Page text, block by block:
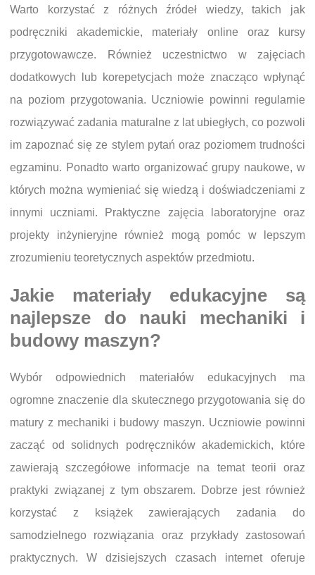
Warto korzystać z różnych źródeł wiedzy, takich jak
podręczniki akademickie, materiały online oraz kursy
przygotowawcze. Również uczestnictwo w zajęciach
dodatkowych lub korepetycjach może znacząco wpłynąć
na poziom przygotowania. Uczniowie powinni regularnie
rozwiązywać zadania maturalne z lat ubiegłych, co pozwoli
im zapoznać się ze stylem pytań oraz poziomem trudności
egzaminu. Ponadto warto organizować grupy naukowe, w
których można wymieniać się wiedzą i doświadczeniami z
innymi uczniami. Praktyczne zajęcia laboratoryjne oraz
projekty inżynieryjne również mogą pomóc w lepszym
zrozumieniu teoretycznych aspektów przedmiotu.
Jakie materiały edukacyjne są
najlepsze do nauki mechaniki i
budowy maszyn?
Wybór odpowiednich materiałów edukacyjnych ma
ogromne znaczenie dla skutecznego przygotowania się do
matury z mechaniki i budowy maszyn. Uczniowie powinni
zacząć od solidnych podręczników akademickich, które
zawierają szczegółowe informacje na temat teorii oraz
praktyki związanej z tym obszarem. Dobrze jest również
korzystać z książek zawierających zadania do
samodzielnego rozwiązania oraz przykłady zastosowań
praktycznych. W dzisiejszych czasach internet oferuje